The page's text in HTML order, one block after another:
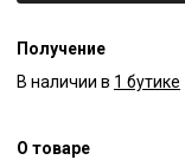
Получение
В наличии в 1 бутике
О товаре